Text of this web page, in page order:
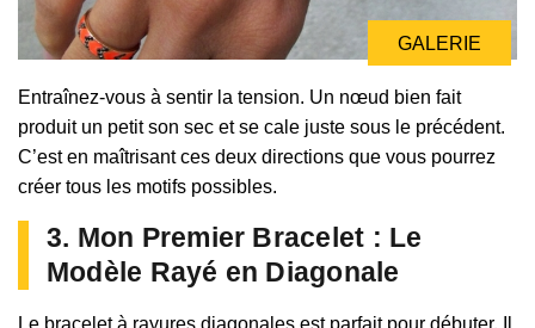
GALERIE
Entraînez-vous à sentir la tension. Un nœud bien fait
produit un petit son sec et se cale juste sous le précédent.
C’est en maîtrisant ces deux directions que vous pourrez
créer tous les motifs possibles.
3. Mon Premier Bracelet : Le
Modèle Rayé en Diagonale